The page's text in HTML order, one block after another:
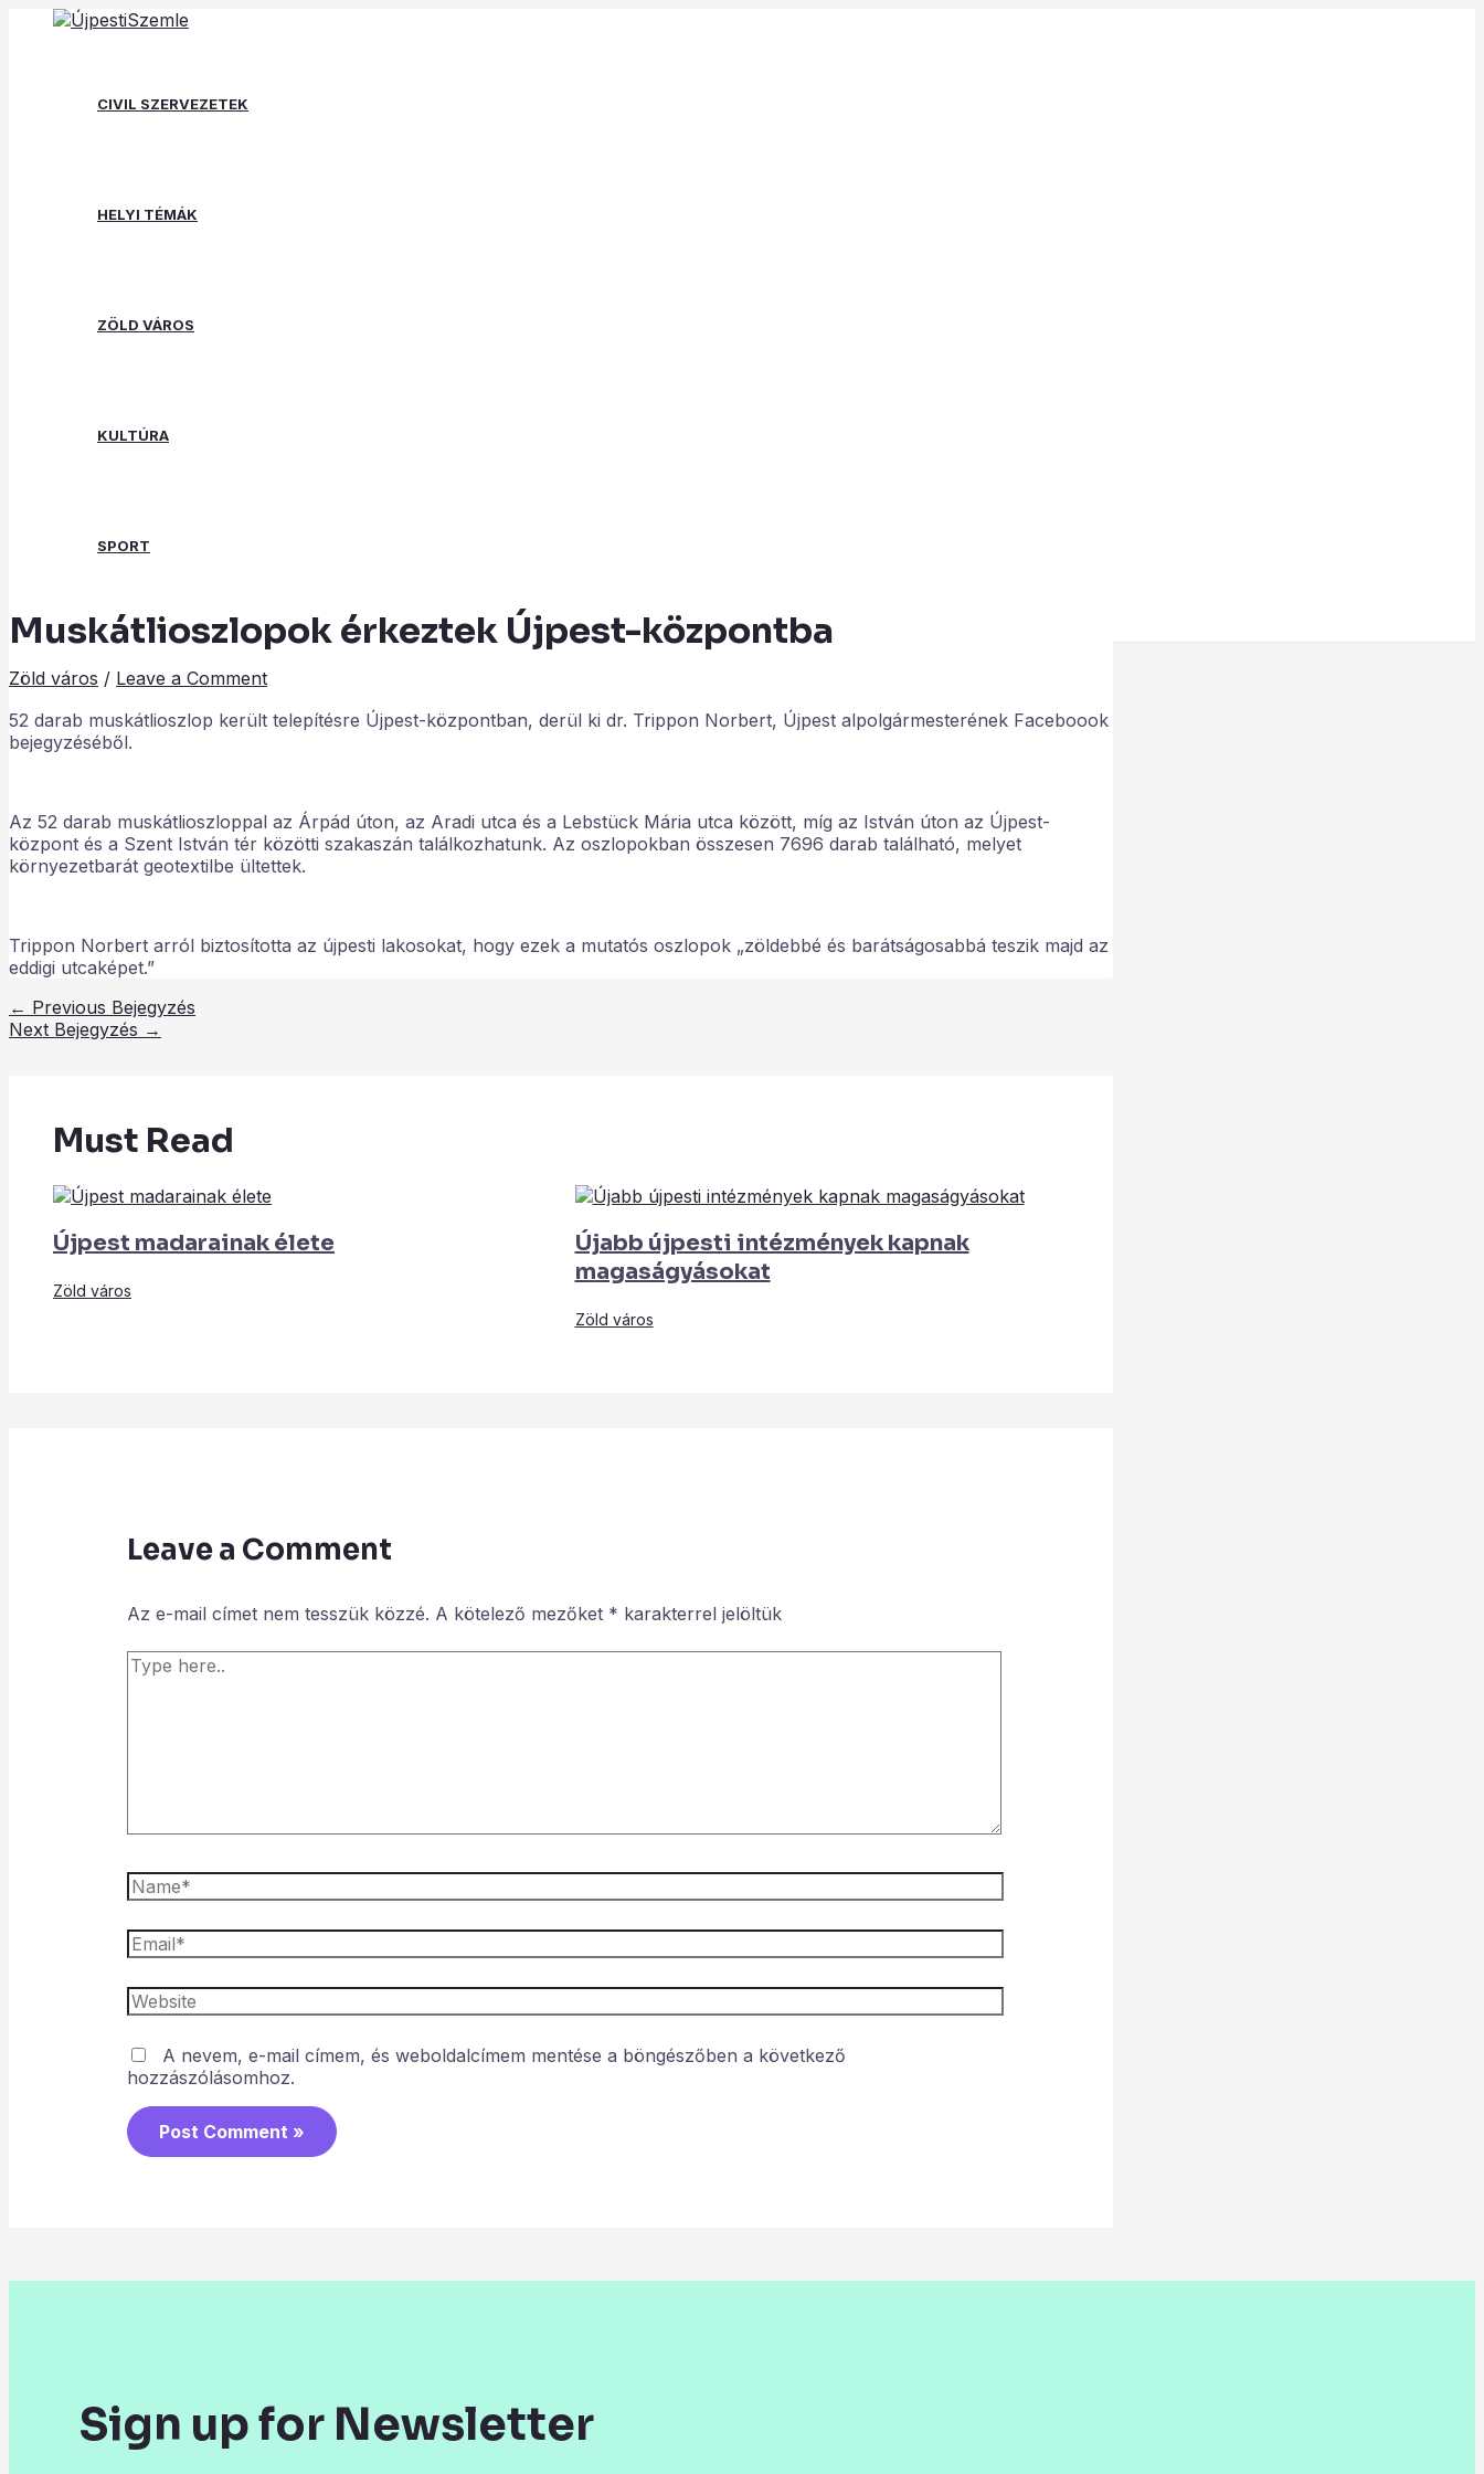
CIVIL SZERVEZETEK
HELYI TÉMÁK
ZÖLD VÁROS
KULTÚRA
SPORT
Search
Muskátlioszlopok érkeztek Újpest-központba
Zöld város / Leave a Comment
52 darab muskátlioszlop került telepítésre Újpest-központban, derül ki dr. Trippon Norbert, Újpest alpolgármesterének Faceboook
bejegyzéséből.
Az 52 darab muskátlioszloppal az Árpád úton, az Aradi utca és a Lebstück Mária utca között, míg az István úton az Újpest-
központ és a Szent István tér közötti szakaszán találkozhatunk. Az oszlopokban összesen 7696 darab található, melyet
környezetbarát geotextilbe ültettek.
Trippon Norbert arról biztosította az újpesti lakosokat, hogy ezek a mutatós oszlopok „zöldebbé és barátságosabbá teszik majd az
eddigi utcaképet.”
navigation
← Previous Bejegyzés
Next Bejegyzés →
Must Read
Újpest madarainak élete
Zöld város
Újabb újpesti intézmények kapnak
magaságyásokat
Zöld város
Leave a Comment
Az e-mail címet nem tesszük közzé. A kötelező mezőket * karakterrel jelöltük
Type
here..
Name*
Email*
Website
A nevem, e-mail címem, és weboldalcímem mentése a böngészőben a következő
hozzászólásomhoz.
Sign up for Newsletter